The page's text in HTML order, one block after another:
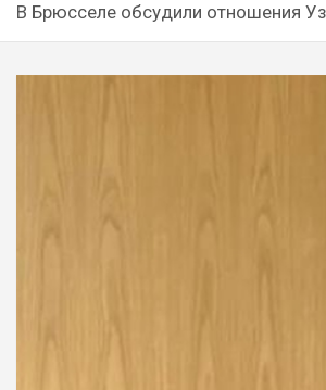
В Брюсселе обсудили отношения